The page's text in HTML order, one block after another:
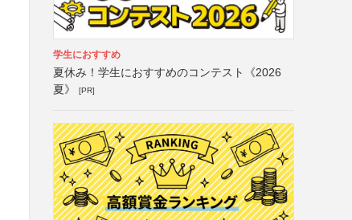
学生におすすめ
夏休み！学生におすすめのコンテスト《2026
夏》
[PR]